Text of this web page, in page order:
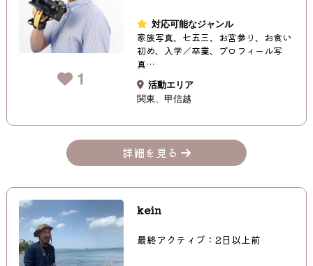
1
対応可能なジャンル
家族写真、七五三、お宮参り、お食い
初め、入学／卒業、プロフィール写
真…
活動エリア
関東
甲信越
詳細を見る
kein
最終アクティブ：2日以上前